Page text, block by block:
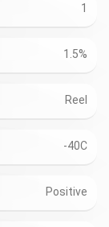
1
1.5%
Reel
-40C
Positive